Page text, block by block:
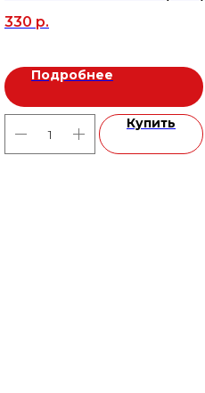
330 р.
Подробнее
Купить